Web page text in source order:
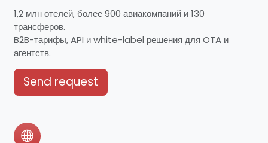
1,2 млн отелей, более 900 авиакомпаний и 130
трансферов.
B2B-тарифы, API и white-label решения для OTA и
агентств.
Send request